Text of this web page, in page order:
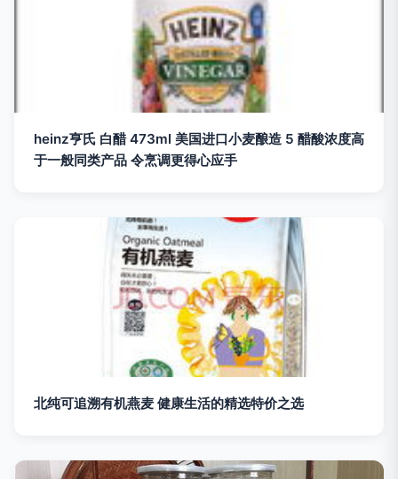
heinz亨氏 白醋 473ml 美国进口小麦酿造 5 醋酸浓度高
于一般同类产品 令烹调更得心应手
北纯可追溯有机燕麦 健康生活的精选特价之选